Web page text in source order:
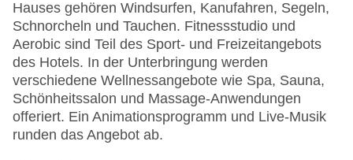
Hauses gehören Windsurfen, Kanufahren, Segeln,
Schnorcheln und Tauchen. Fitnessstudio und
Aerobic sind Teil des Sport- und Freizeitangebots
des Hotels. In der Unterbringung werden
verschiedene Wellnessangebote wie Spa, Sauna,
Schönheitssalon und Massage-Anwendungen
offeriert. Ein Animationsprogramm und Live-Musik
runden das Angebot ab.